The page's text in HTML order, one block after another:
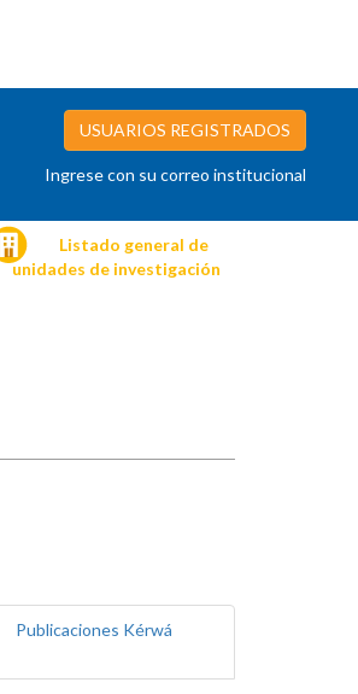
USUARIOS REGISTRADOS
Ingrese con su correo institucional
Listado general de
unidades de investigación
Publicaciones Kérwá